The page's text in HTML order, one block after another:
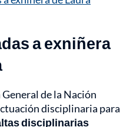
a exniñera
de la Nación
disciplinaria para
disciplinarias